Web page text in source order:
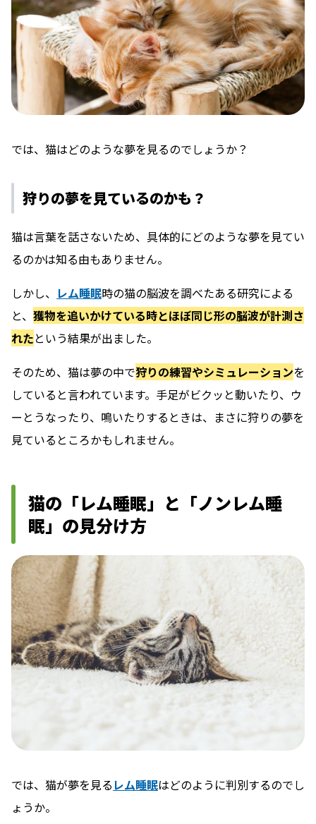
では、猫はどのような夢を見るのでしょうか？
狩りの夢を見ているのかも？
猫は言葉を話さないため、具体的にどのような夢を見てい
るのかは知る由もありません。
しかし、 レム睡眠時の猫の脳波を調べたある研究による
と、 獲物を追いかけている時とほぼ同じ形の脳波が計測さ
れたという結果が出ました。
そのため、猫は夢の中で狩りの練習やシミュレーションを
していると言われています。手足がビクッと動いたり、ウ
ーとうなったり、鳴いたりするときは、まさに狩りの夢を
見ているところかもしれません。
猫の「レム睡眠」と「ノンレム睡
眠」の見分け方
では、猫が夢を見る レム睡眠はどのように判別するのでし
ょうか。